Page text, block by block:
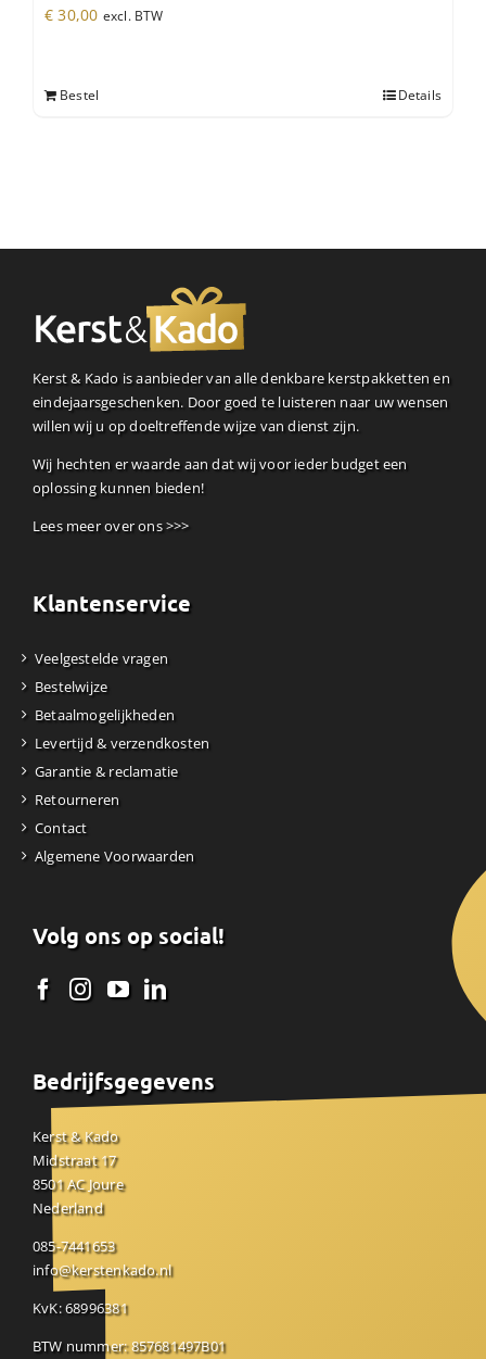
€ 30,00 excl. BTW
Bestel Details
Kerst & Kado is aanbieder van alle denkbare kerstpakketten en
eindejaarsgeschenken. Door goed te luisteren naar uw wensen
willen wij u op doeltreffende wijze van dienst zijn.
Wij hechten er waarde aan dat wij voor ieder budget een
oplossing kunnen bieden!
Lees meer over ons >>>
Klantenservice
Veelgestelde vragen
Bestelwijze
Betaalmogelijkheden
Levertijd & verzendkosten
Garantie & reclamatie
Retourneren
Contact
Algemene Voorwaarden
Volg ons op social!
Bedrijfsgegevens
Kerst & Kado
Midstraat 17
8501 AC Joure
Nederland
085-7441653
info@kerstenkado.nl
KvK: 68996381
BTW nummer: 857681497B01